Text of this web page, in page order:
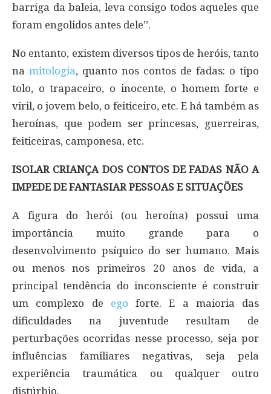
barriga da baleia, leva consigo todos aqueles que
foram engolidos antes dele”.
No entanto, existem diversos tipos de heróis, tanto
na mitologia, quanto nos contos de fadas: o tipo
tolo, o trapaceiro, o inocente, o homem forte e
viril, o jovem belo, o feiticeiro, etc. E há também as
heroínas, que podem ser princesas, guerreiras,
feiticeiras, camponesa, etc.
ISOLAR CRIANÇA DOS CONTOS DE FADAS NÃO A
IMPEDE DE FANTASIAR PESSOAS E SITUAÇÕES
A figura do herói (ou heroína) possui uma
importância muito grande para o
desenvolvimento psíquico do ser humano. Mais
ou menos nos primeiros 20 anos de vida, a
principal tendência do inconsciente é construir
um complexo de ego forte. E a maioria das
dificuldades na juventude resultam de
perturbações ocorridas nesse processo, seja por
influências familiares negativas, seja pela
experiência traumática ou qualquer outro
distúrbio.